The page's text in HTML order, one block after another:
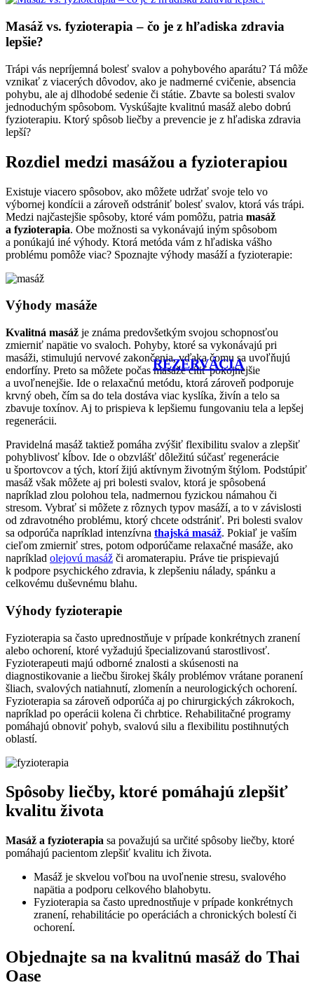
REZERVÁCIA
Masáž vs. fyzioterapia – čo je z hľadiska zdravia
lepšie?
Trápi vás nepríjemná bolesť svalov a pohybového aparátu? Tá môže
vznikať z viacerých dôvodov, ako je nadmerné cvičenie, absencia
pohybu, ale aj dlhodobé sedenie či státie. Zbavte sa bolesti svalov
jednoduchým spôsobom. Vyskúšajte kvalitnú masáž alebo dobrú
fyzioterapiu. Ktorý spôsob liečby a prevencie je z hľadiska zdravia
lepší?
Rozdiel medzi masážou a fyzioterapiou
Existuje viacero spôsobov, ako môžete udržať svoje telo vo
výbornej kondícii a zároveň odstrániť bolesť svalov, ktorá vás trápi.
Medzi najčastejšie spôsoby, ktoré vám pomôžu, patria masáž
a fyzioterapia. Obe možnosti sa vykonávajú iným spôsobom
a ponúkajú iné výhody. Ktorá metóda vám z hľadiska vášho
problému pomôže viac? Spoznajte výhody masáží a fyzioterapie:
Výhody masáže
Kvalitná masáž je známa predovšetkým svojou schopnosťou
zmierniť napätie vo svaloch. Pohyby, ktoré sa vykonávajú pri
masáži, stimulujú nervové zakončenia, vďaka čomu sa uvoľňujú
endorfíny. Preto sa môžete počas masáže cítiť pokojnejšie
a uvoľnenejšie. Ide o relaxačnú metódu, ktorá zároveň podporuje
krvný obeh, čím sa do tela dostáva viac kyslíka, živín a telo sa
zbavuje toxínov. Aj to prispieva k lepšiemu fungovaniu tela a lepšej
regenerácii.
Pravidelná masáž taktiež pomáha zvýšiť flexibilitu svalov a zlepšiť
pohyblivosť kĺbov. Ide o obzvlášť dôležitú súčasť regenerácie
u športovcov a tých, ktorí žijú aktívnym životným štýlom. Podstúpiť
masáž však môžete aj pri bolesti svalov, ktorá je spôsobená
napríklad zlou polohou tela, nadmernou fyzickou námahou či
stresom. Vybrať si môžete z rôznych typov masáží, a to v závislosti
od zdravotného problému, ktorý chcete odstrániť. Pri bolesti svalov
sa odporúča napríklad intenzívna thajská masáž. Pokiaľ je vaším
cieľom zmierniť stres, potom odporúčame relaxačné masáže, ako
napríklad olejovú masáž či aromaterapiu. Práve tie prispievajú
k podpore psychického zdravia, k zlepšeniu nálady, spánku a
celkovému duševnému blahu.
Výhody fyzioterapie
Fyzioterapia sa často uprednostňuje v prípade konkrétnych zranení
alebo ochorení, ktoré vyžadujú špecializovanú starostlivosť.
Fyzioterapeuti majú odborné znalosti a skúsenosti na
diagnostikovanie a liečbu širokej škály problémov vrátane poranení
šliach, svalových natiahnutí, zlomenín a neurologických ochorení.
Fyzioterapia sa zároveň odporúča aj po chirurgických zákrokoch,
napríklad po operácii kolena či chrbtice. Rehabilitačné programy
pomáhajú obnoviť pohyb, svalovú silu a flexibilitu postihnutých
oblastí.
Spôsoby liečby, ktoré pomáhajú zlepšiť
kvalitu života
Masáž a fyzioterapia sa považujú sa určité spôsoby liečby, ktoré
pomáhajú pacientom zlepšiť kvalitu ich života.
Masáž je skvelou voľbou na uvoľnenie stresu, svalového
napätia a podporu celkového blahobytu.
Fyzioterapia sa často uprednostňuje v prípade konkrétnych
zranení, rehabilitácie po operáciách a chronických bolestí či
ochorení.
Objednajte sa na kvalitnú masáž do Thai
Oase